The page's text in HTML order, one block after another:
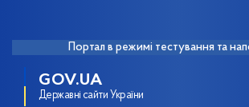
Портал в режимі тестування та
GOV.UA
Державні сайти України